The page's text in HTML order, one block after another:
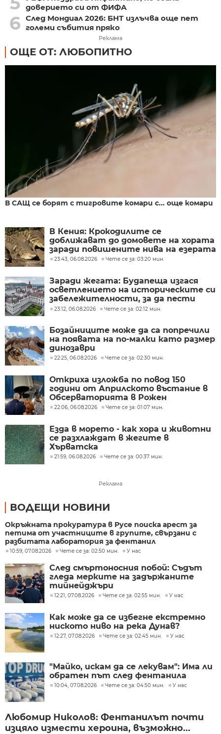
доверието си от ФИФА
6 След Мондиал 2026: БНТ излъчва още пет
големи събития пряко
Реклама
ОЩЕ ОТ: ЛЮБОПИТНО
В САЩ се борят с тигровите комари с... още комари
В Кения: Крокодилите се
доближават до домовете на хората
заради повишените нива на езерата
23:43, 06.08.2026 Чете се за: 03:20 мин.
Заради жегата: Будапеща изгася
осветлението на историческите си
забележителности, за да пести
енергия
23:12, 06.08.2026 Чете се за: 02:12 мин.
Бозайниците може да са попречили
на появата на по-малки като размер
динозаври
22:25, 06.08.2026 Чете се за: 02:30 мин.
Откриха изложба по повод 150
години от Априлското въстание в
Обсерваторията в Рожен
22:06, 06.08.2026 Чете се за: 01:07 мин.
Езда в морето - как хора и животни
се разхлаждат в жегите в
Хърватска
21:59, 06.08.2026 Чете се за: 00:37 мин.
Реклама
ВОДЕЩИ НОВИНИ
Окръжната прокуратура в Русе поиска арест за
петима от участниците в групите, свързани с
разбитата лаборатория за фентанил
10:59, 07.08.2026 Чете се за: 02:50 мин. У нас
След смъртоносния побой: Съдът
гледа мерките на задържаните
тийнейджъри
12:21, 07.08.2026 Чете се за: 02:55 мин. У нас
Как може да се избегне екстремно
ниското ниво на река Дунав?
12:27, 07.08.2026 Чете се за: 02:45 мин. У нас
"Майко, искам да се лекувам": Има ли
обратен път след фентанила
10:04, 07.08.2026 Чете се за: 04:50 мин. У нас
Любомир Николов: Фентанилът почти
изцяло измести хероина, възможно...